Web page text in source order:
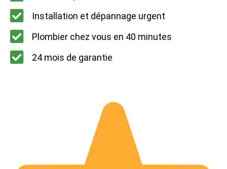
Installation et dépannage urgent
Plombier chez vous en 40 minutes
24 mois de garantie